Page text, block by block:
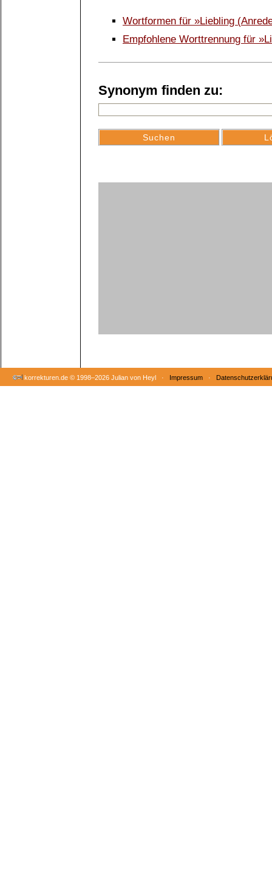
Wortformen für »Liebling
Empfohlene Worttrennung für
Synonym finden zu:
korrekturen.de © 1998–2026 Julian von Heyl · Impressum ·